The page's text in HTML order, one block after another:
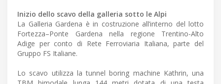
Inizio dello scavo della galleria sotto le Alpi
La Galleria Gardena è in costruzione all’interno del lotto
Fortezza–Ponte Gardena nella regione Trentino-Alto
Adige per conto di Rete Ferroviaria Italiana, parte del
Gruppo FS Italiane.
Lo scavo utilizza la tunnel boring machine Kathrin, una